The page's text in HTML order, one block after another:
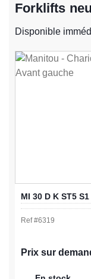
Forklifts
Disponible
MI 30 D K ST5 S1
Ref #6319
Prix sur